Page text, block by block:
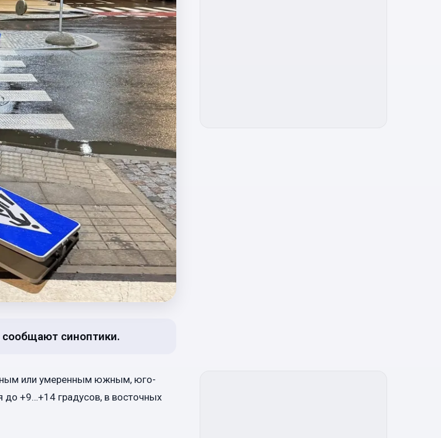
сообщают синоптики.
или умеренным южным, юго-
до +9…+14 градусов, в восточных